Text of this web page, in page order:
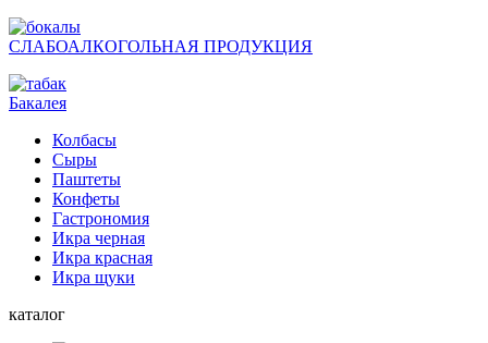
СЛАБОАЛКОГОЛЬНАЯ ПРОДУКЦИЯ
Бакалея
Колбасы
Сыры
Паштеты
Конфеты
Гастрономия
Икра черная
Икра красная
Икра щуки
каталог